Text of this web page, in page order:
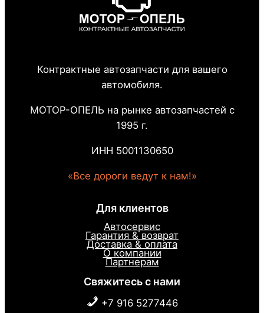
Контрактные автозапчасти для вашего
автомобиля.
МОТОР-ОПЕЛЬ на рынке автозапчастей с
1995 г.
ИНН 5001130650
«Все дороги ведут к нам!»
Для клиентов
Автосервис
Гарантия & возврат
Доставка & оплата
О компании
Партнерам
Свяжитесь с нами
+7 916 5277446